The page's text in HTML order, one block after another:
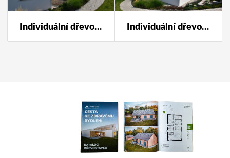
Individuální dřevostavba 193 Individuální dřevostavba 193